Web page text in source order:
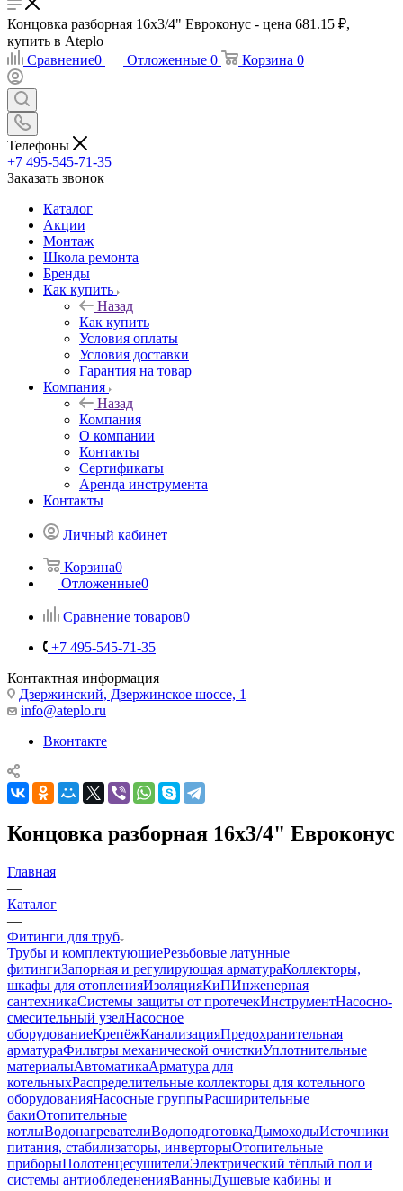
Концовка разборная 16х3/4" Евроконус - цена 681.15 ₽,
купить в Ateplo
Сравнение0 Отложенные 0 Корзина 0
Телефоны
+7 495-545-71-35
Заказать звонок
Каталог
Акции
Монтаж
Школа ремонта
Бренды
Как купить
Назад
Как купить
Условия оплаты
Условия доставки
Гарантия на товар
Компания
Назад
Компания
О компании
Контакты
Сертификаты
Аренда инструмента
Контакты
Личный кабинет
Корзина0
Отложенные0
Сравнение товаров0
+7 495-545-71-35
Контактная информация
Дзержинский, Дзержинское шоссе, 1
info@ateplo.ru
Вконтакте
Концовка разборная 16х3/4" Евроконус
Главная
—
Каталог
—
Фитинги для труб
Трубы и комплектующиеРезьбовые латунные
фитингиЗапорная и регулирующая арматураКоллекторы,
шкафы для отопленияИзоляцияКиПИнженерная
сантехникаСистемы защиты от протечекИнструментНасосно-
смесительный узелНасосное
оборудованиеКрепёжКанализацияПредохранительная
арматураФильтры механической очисткиУплотнительные
материалыАвтоматикаАрматура для
котельныхРаспределительные коллекторы для котельного
оборудованияНасосные группыРасширительные
бакиОтопительные
котлыВодонагревателиВодоподготовкаДымоходыИсточники
питания, стабилизаторы, инверторыОтопительные
приборыПолотенцесушителиЭлектрический тёплый пол и
системы антиобледененияВанныДушевые кабины и